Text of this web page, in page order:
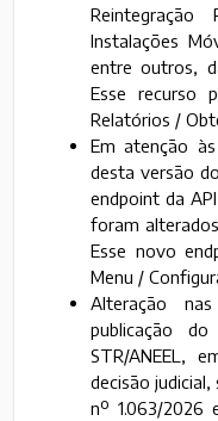
Reintegração
Instalações
entre outros,
Esse recurso
Relatórios /
Em atenção
desta versão
endpoint da
foram
Esse novo
Menu /
Alteração
publicação
STR/ANEEL,
decisão
nº 1.063/2026